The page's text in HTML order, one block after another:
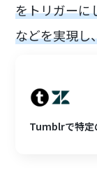
をトリガーに
などを実現し
Tumblrで特定